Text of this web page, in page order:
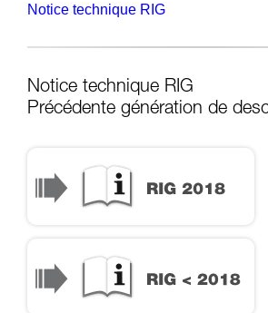
Notice technique RIG
Notice technique RIG
Précédente génération de